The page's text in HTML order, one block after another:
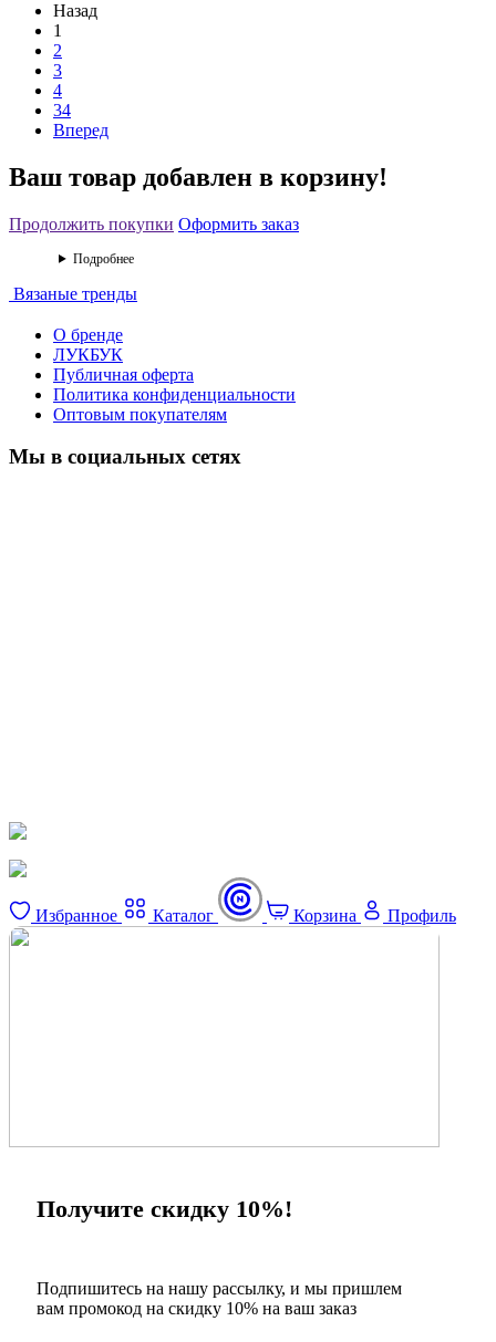
Назад
1
2
3
4
34
Вперед
Ваш товар добавлен в корзину!
Продолжить покупки Оформить заказ
Подробнее
Вязаные тренды
О бренде
ЛУКБУК
Публичная оферта
Политика конфиденциальности
Оптовым покупателям
Мы в социальных сетях
Избранное Каталог Корзина Профиль
Получите скидку 10%!
Подпишитесь на нашу рассылку, и мы пришлем
вам промокод на скидку 10% на ваш заказ